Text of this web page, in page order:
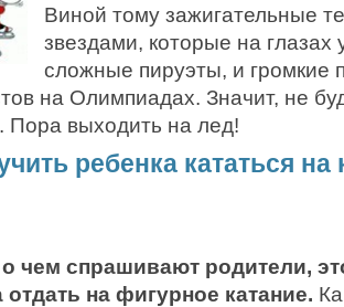
Виной тому зажигательные
звездами, которые на глазах
сложные пируэты, и громкие
на Олимпиадах. Значит, не
Пора выходить на лед!
ребенка кататься
чем спрашивают родители,
отдать на фигурное катание.